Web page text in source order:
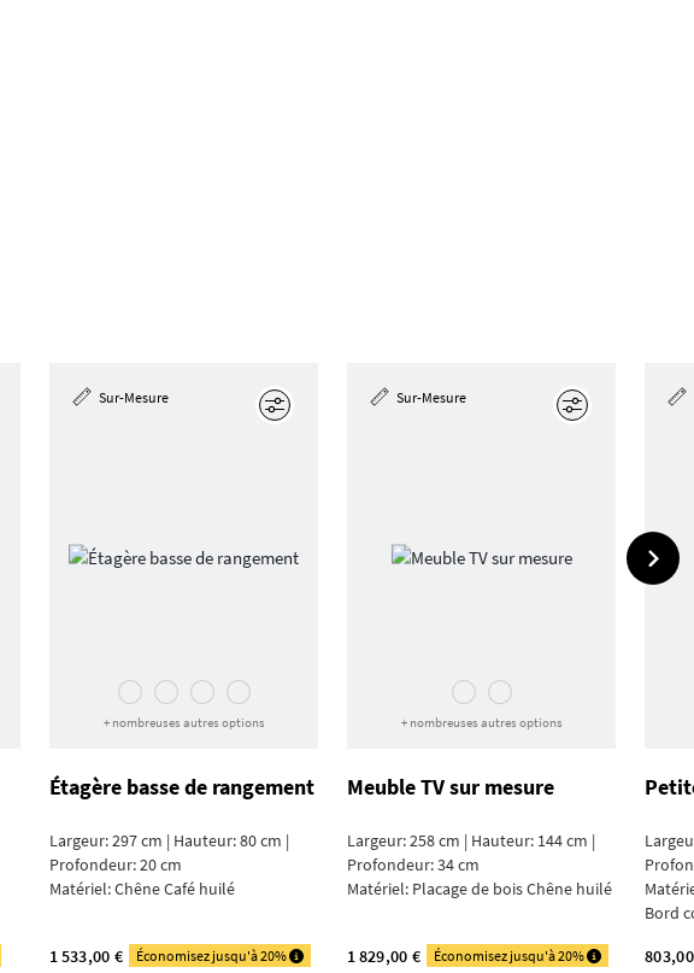
Sur-Mesure
+ nombreuses autres options
Étagère basse de rangement
Largeur: 297 cm | Hauteur: 80 cm |
Profondeur: 20 cm
Matériel:Chêne Café huilé
1 533,00 €
Économisez jusqu'à 20%
Sur-Mesure
+ nombreuses autres options
Meuble TV sur mesure
Largeur: 258 cm | Hauteur: 144 cm |
Profondeur: 34 cm
Matériel: Placage de bois Chêne huilé
1 829,00 €
Économisez jusqu'à 20%
Bord